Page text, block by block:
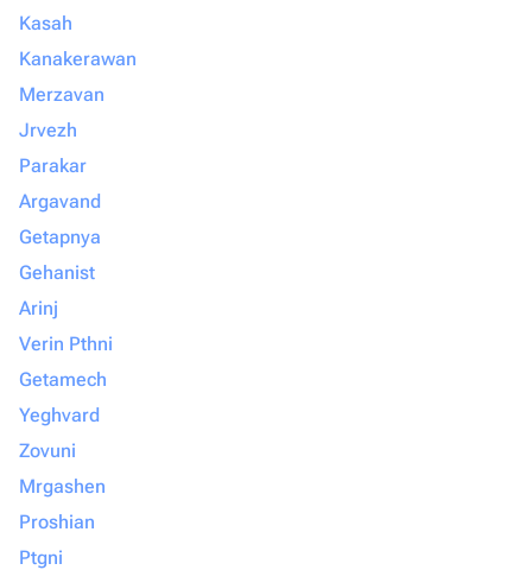
Kasah
Kanakerawan
Merzavan
Jrvezh
Parakar
Argavand
Getapnya
Gehanist
Arinj
Verin Pthni
Getamech
Yeghvard
Zovuni
Mrgashen
Proshian
Ptgni